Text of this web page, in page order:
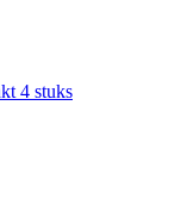
4 stuks